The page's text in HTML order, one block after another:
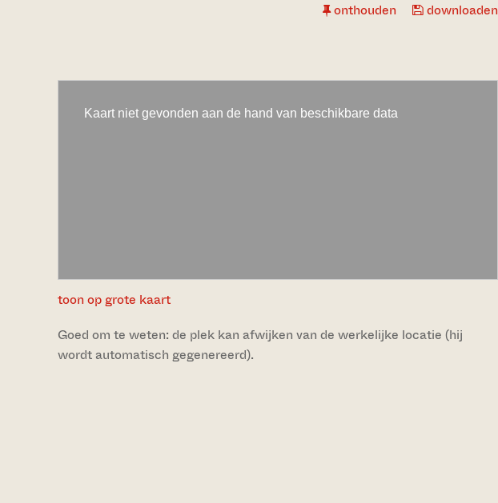
onthouden downloaden
toon op grote kaart
Goed om te weten: de plek kan afwijken van de werkelijke locatie (hij
wordt automatisch gegenereerd).